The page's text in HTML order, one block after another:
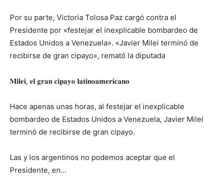
Por su parte, Victoria Tolosa Paz cargó contra el
Presidente por «festejar el inexplicable bombardeo de
Estados Unidos a Venezuela». «Javier Milei terminó de
recibirse de gran cipayo», remató la diputada
𝐌𝐢𝐥𝐞𝐢, 𝐞𝐥 𝐠𝐫𝐚𝐧 𝐜𝐢𝐩𝐚𝐲𝐨 𝐥𝐚𝐭𝐢𝐧𝐨𝐚𝐦𝐞𝐫𝐢𝐜𝐚𝐧𝐨
Hace apenas unas horas, al festejar el inexplicable
bombardeo de Estados Unidos a Venezuela, Javier Milei
terminó de recibirse de gran cipayo.
Las y los argentinos no podemos aceptar que el
Presidente, en…